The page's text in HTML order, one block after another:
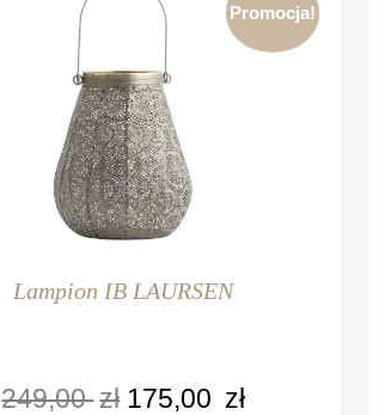
Promocja!
Lampion IB LAURSEN
249,00zł 175,00 zł